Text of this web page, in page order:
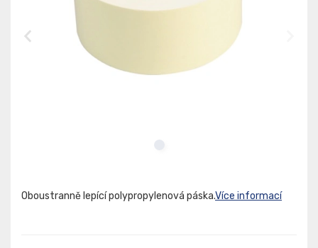
Oboustranně lepící polypropylenová páska.Více informací